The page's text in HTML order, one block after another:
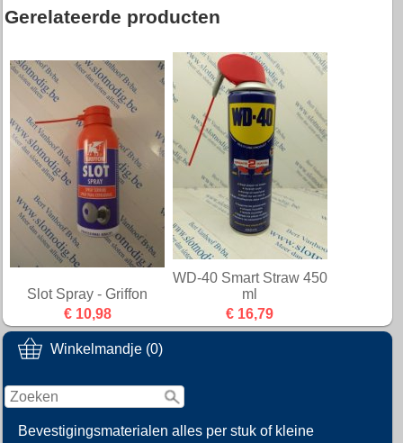
Winkelmandje (0)
Bevestigingsmaterialen alles per stuk of kleine
Gerelateerde producten
Slot Spray - Griffon
€ 10,98
WD-40 Smart Straw 450
ml
€ 16,79